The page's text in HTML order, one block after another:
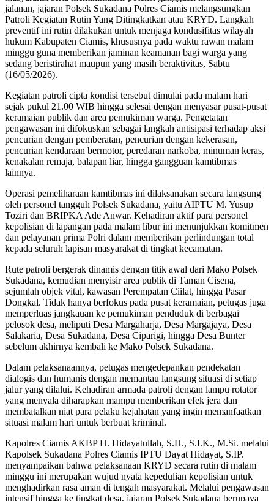
jalanan, jajaran Polsek Sukadana Polres Ciamis melangsungkan
Patroli Kegiatan Rutin Yang Ditingkatkan atau KRYD. Langkah
preventif ini rutin dilakukan untuk menjaga kondusifitas wilayah
hukum Kabupaten Ciamis, khususnya pada waktu rawan malam
minggu guna memberikan jaminan keamanan bagi warga yang
sedang beristirahat maupun yang masih beraktivitas, Sabtu
(16/05/2026).
Kegiatan patroli cipta kondisi tersebut dimulai pada malam hari
sejak pukul 21.00 WIB hingga selesai dengan menyasar pusat-pusat
keramaian publik dan area pemukiman warga. Pengetatan
pengawasan ini difokuskan sebagai langkah antisipasi terhadap aksi
pencurian dengan pemberatan, pencurian dengan kekerasan,
pencurian kendaraan bermotor, peredaran narkoba, minuman keras,
kenakalan remaja, balapan liar, hingga gangguan kamtibmas
lainnya.
Operasi pemeliharaan kamtibmas ini dilaksanakan secara langsung
oleh personel tangguh Polsek Sukadana, yaitu AIPTU M. Yusup
Toziri dan BRIPKA Ade Anwar. Kehadiran aktif para personel
kepolisian di lapangan pada malam libur ini menunjukkan komitmen
dan pelayanan prima Polri dalam memberikan perlindungan total
kepada seluruh lapisan masyarakat di tingkat kecamatan.
Rute patroli bergerak dinamis dengan titik awal dari Mako Polsek
Sukadana, kemudian menyisir area publik di Taman Cisena,
sejumlah objek vital, kawasan Perempatan Ciilat, hingga Pasar
Dongkal. Tidak hanya berfokus pada pusat keramaian, petugas juga
memperluas jangkauan ke pemukiman penduduk di berbagai
pelosok desa, meliputi Desa Margaharja, Desa Margajaya, Desa
Salakaria, Desa Sukadana, Desa Ciparigi, hingga Desa Bunter
sebelum akhirnya kembali ke Mako Polsek Sukadana.
Dalam pelaksanaannya, petugas mengedepankan pendekatan
dialogis dan humanis dengan memantau langsung situasi di setiap
jalur yang dilalui. Kehadiran armada patroli dengan lampu rotator
yang menyala diharapkan mampu memberikan efek jera dan
membatalkan niat para pelaku kejahatan yang ingin memanfaatkan
situasi malam hari untuk berbuat kriminal.
Kapolres Ciamis AKBP H. Hidayatullah, S.H., S.I.K., M.Si. melalui
Kapolsek Sukadana Polres Ciamis IPTU Dayat Hidayat, S.IP.
menyampaikan bahwa pelaksanaan KRYD secara rutin di malam
minggu ini merupakan wujud nyata kepedulian kepolisian untuk
menghadirkan rasa aman di tengah masyarakat. Melalui pengawasan
intensif hingga ke tingkat desa, jajaran Polsek Sukadana berupaya